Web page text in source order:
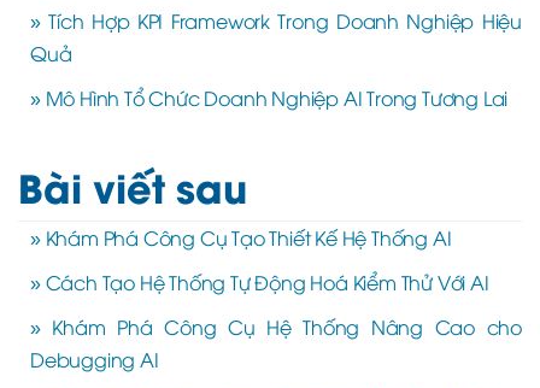
» Tích Hợp KPI Framework Trong Doanh Nghiệp Hiệu
Quả
» Mô Hình Tổ Chức Doanh Nghiệp AI Trong Tương Lai
Bài viết sau
» Khám Phá Công Cụ Tạo Thiết Kế Hệ Thống AI
» Cách Tạo Hệ Thống Tự Động Hoá Kiểm Thử Với AI
» Khám Phá Công Cụ Hệ Thống Nâng Cao cho
Debugging AI